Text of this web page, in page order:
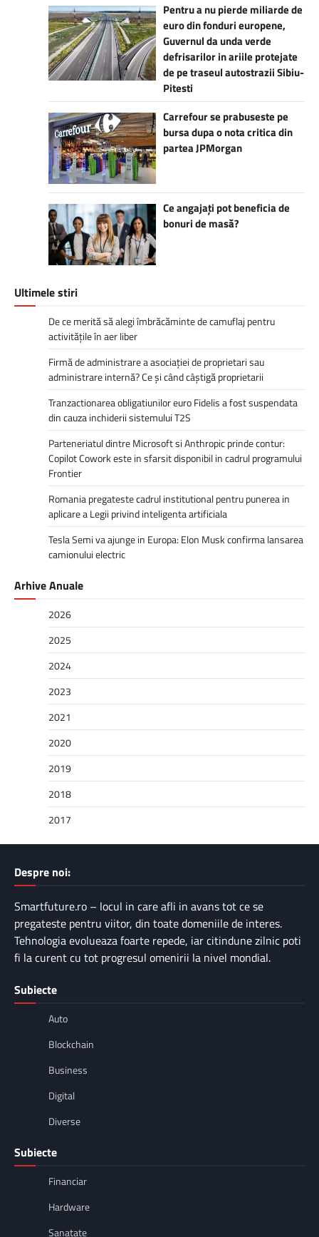
Pentru a nu pierde miliarde de
euro din fonduri europene,
Guvernul da unda verde
defrisarilor in ariile protejate
de pe traseul autostrazii Sibiu-
Pitesti
Carrefour se prabuseste pe
bursa dupa o nota critica din
partea JPMorgan
Ce angajați pot beneficia de
bonuri de masă?
Ultimele stiri
De ce merită să alegi îmbrăcăminte de camuflaj pentru
activitățile în aer liber
Firmă de administrare a asociației de proprietari sau
administrare internă? Ce și când câștigă proprietarii
Tranzactionarea obligatiunilor euro Fidelis a fost suspendata
din cauza inchiderii sistemului T2S
Parteneriatul dintre Microsoft si Anthropic prinde contur:
Copilot Cowork este in sfarsit disponibil in cadrul programului
Frontier
Romania pregateste cadrul institutional pentru punerea in
aplicare a Legii privind inteligenta artificiala
Tesla Semi va ajunge in Europa: Elon Musk confirma lansarea
camionului electric
Arhive Anuale
2026
2025
2024
2023
2021
2020
2019
2018
2017
Despre noi:
Smartfuture.ro – locul in care afli in avans tot ce se
pregateste pentru viitor, din toate domeniile de interes.
Tehnologia evolueaza foarte repede, iar citindune zilnic poti
fi la curent cu tot progresul omenirii la nivel mondial.
Subiecte
Auto
Blockchain
Business
Digital
Diverse
Subiecte
Financiar
Hardware
Sanatate